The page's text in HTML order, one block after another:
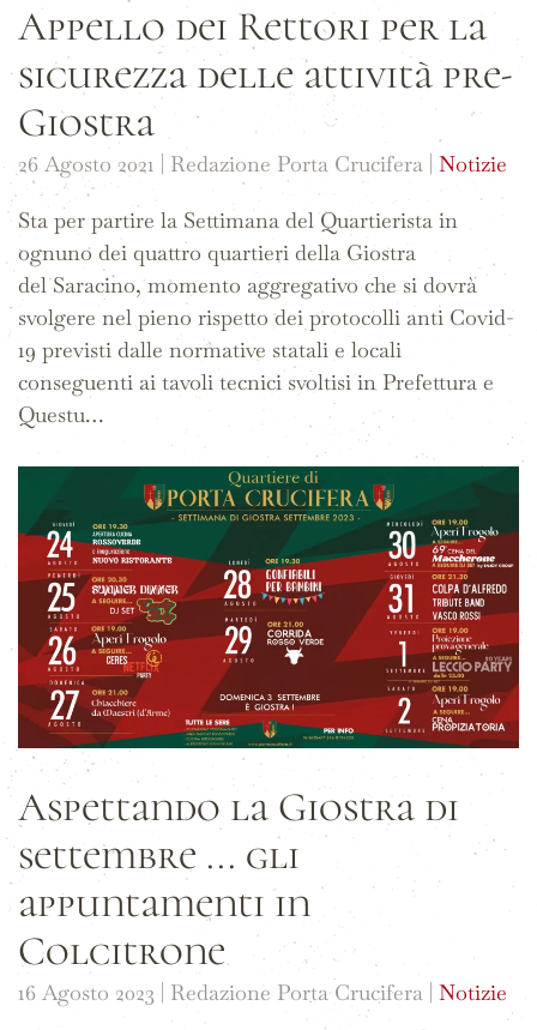
Appello dei Rettori per la
sicurezza delle attività pre-
Giostra
26 Agosto 2021 | Redazione Porta Crucifera | Notizie
Sta per partire la Settimana del Quartierista in
ognuno dei quattro quartieri della Giostra
del Saracino, momento aggregativo che si dovrà
svolgere nel pieno rispetto dei protocolli anti Covid-
19 previsti dalle normative statali e locali
conseguenti ai tavoli tecnici svoltisi in Prefettura e
Questu…
Aspettando la Giostra di
settembre ... gli
appuntamenti in
Colcitrone
16 Agosto 2023 | Redazione Porta Crucifera | Notizie